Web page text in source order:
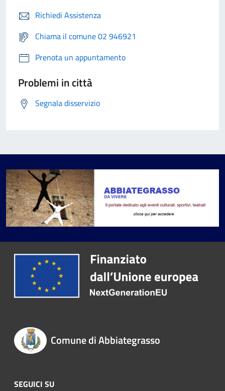
Richiedi Assistenza
Chiama il comune 02 946921
Prenota un appuntamento
Problemi in città
Segnala disservizio
Comune di Abbiategrasso
SEGUICI SU